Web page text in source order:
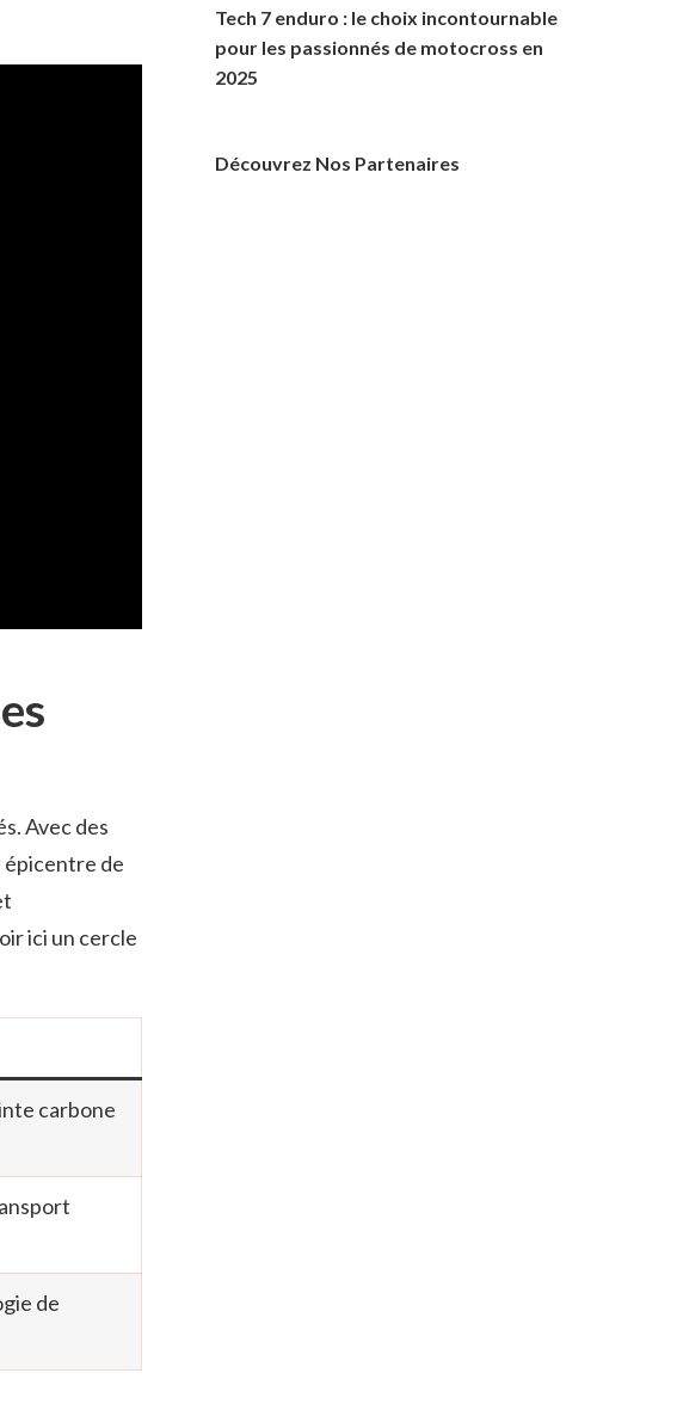
Avec des
épicentre de
ici un cercle
carbone
de
Tech 7 enduro : le choix incontournable
pour les passionnés de motocross en
2025
Découvrez Nos Partenaires